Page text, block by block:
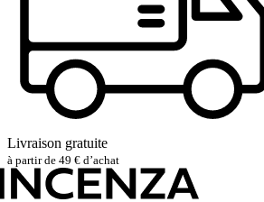
Livraison gratuite
à partir de 49 € d’achat